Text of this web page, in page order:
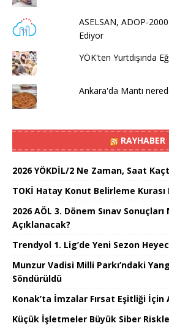
ASELSAN, ADOP-
Ediyor
YÖK'ten Yurtdışında
Ankara'da Mantı
RAYHABER
2026 YÖKDİL/2 Ne Zaman, Saat
TOKİ Hatay Konut Belirleme Kurası
2026 AÖL 3. Dönem Sınav
Açıklanacak?
Trendyol 1. Lig’de Yeni Sezon
Munzur Vadisi Milli Parkı’ndaki
Söndürüldü
Konak’ta İmzalar Fırsat Eşitliği İçin
Küçük İşletmeler Büyük Siber